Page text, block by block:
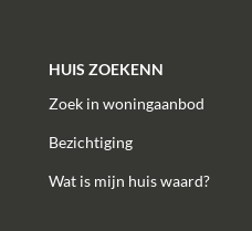
HUIS ZOEKENN
Zoek in woningaanbod
Bezichtiging
Wat is mijn huis waard?